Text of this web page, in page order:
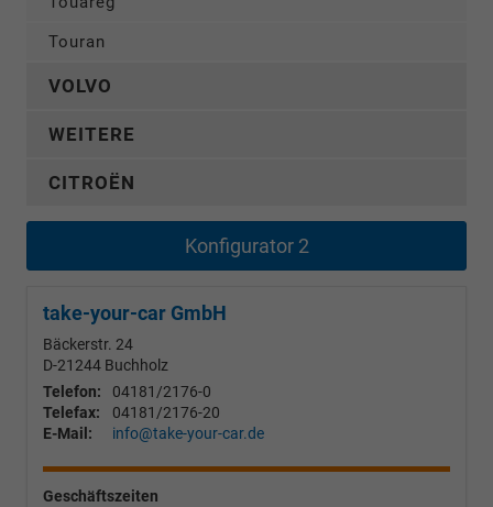
Touran
VOLVO
WEITERE
CITROËN
Konfigurator 2
take-your-car GmbH
Bäckerstr. 24
D-21244 Buchholz
Telefon:
04181/2176-0
Telefax:
04181/2176-20
E-Mail:
info@take-your-car.de
Geschäftszeiten